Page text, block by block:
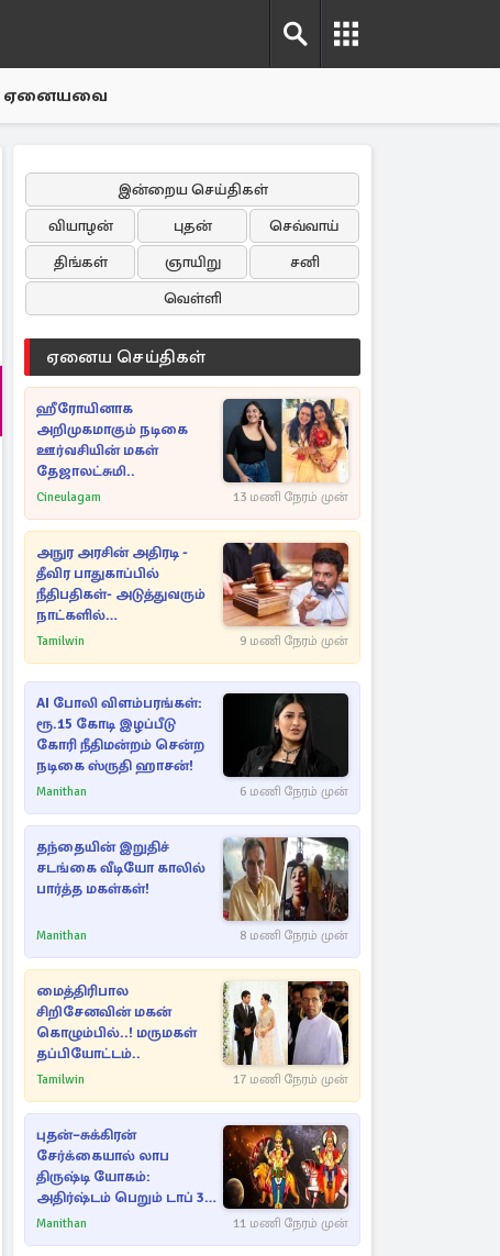
ஏனையவை
இன்றைய செய்திகள்
வியாழன்
புதன்
செவ்வாய்
திங்கள்
ஞாயிறு
சனி
வெள்ளி
ஏனைய செய்திகள்
ஹீரோயினாக
அறிமுகமாகும் நடிகை
ஊர்வசியின் மகள்
தேஜாலட்சுமி..
Cineulagam 13 மணி நேரம் முன்
அநுர அரசின் அதிரடி -
தீவிர பாதுகாப்பில்
நீதிபதிகள்- அடுத்துவரும்
நாட்களில்
அம்பலமாகவுள்ள ரகசியம்
Tamilwin 9 மணி நேரம் முன்
AI போலி விளம்பரங்கள்:
ரூ.15 கோடி இழப்பீடு
கோரி நீதிமன்றம் சென்ற
நடிகை ஸ்ருதி ஹாசன்!
Manithan 6 மணி நேரம் முன்
தந்தையின் இறுதிச்
சடங்கை வீடியோ காலில்
பார்த்த மகள்கள்!
Manithan 8 மணி நேரம் முன்
மைத்திரிபால
சிறிசேனவின் மகன்
கொழும்பில்..! மருமகள்
தப்பியோட்டம்..
Tamilwin 17 மணி நேரம் முன்
புதன்–சுக்கிரன்
சேர்க்கையால் லாப
திருஷ்டி யோகம்:
அதிர்ஷ்டம் பெறும் டாப் 3
ராசிகள்!
Manithan 11 மணி நேரம் முன்